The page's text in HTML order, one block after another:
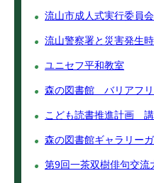
流山市成人式実行委員
流山警察署と災害発生
ユニセフ平和教室
森の図書館 バリアフ
こども読書推進計画 講
森の図書館ギャラリー
第9回一茶双樹俳句交